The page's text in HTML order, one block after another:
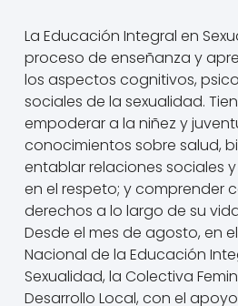
La Educación Integral en
proceso de enseñanza y
los aspectos cognitivos,
sociales de la sexualidad.
empoderar a la niñez y
conocimientos sobre salud,
entablar relaciones sociales
en el respeto; y comprender
derechos a lo largo de su
Desde el mes de agosto, en
Nacional de la Educación
Sexualidad, la Colectiva
Desarrollo Local, con el